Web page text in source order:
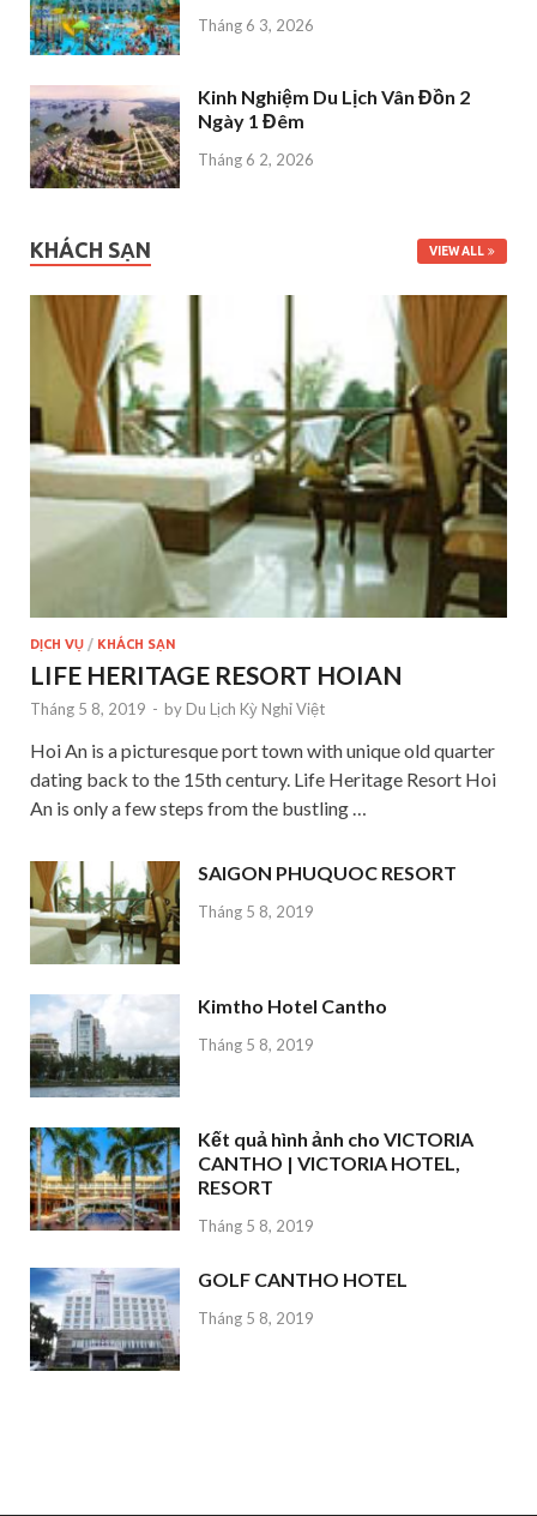
Tháng 6 3, 2026
Kinh Nghiệm Du Lịch Vân Đồn 2
Ngày 1 Đêm
Tháng 6 2, 2026
KHÁCH SẠN VIEW ALL
DỊCH VỤ / KHÁCH SẠN
LIFE HERITAGE RESORT HOIAN
Tháng 5 8, 2019 - by Du Lịch Kỳ Nghỉ Việt
Hoi An is a picturesque port town with unique old quarter
dating back to the 15th century. Life Heritage Resort Hoi
An is only a few steps from the bustling …
SAIGON PHUQUOC RESORT
Tháng 5 8, 2019
Kimtho Hotel Cantho
Tháng 5 8, 2019
Kết quả hình ảnh cho VICTORIA
CANTHO | VICTORIA HOTEL,
RESORT
Tháng 5 8, 2019
GOLF CANTHO HOTEL
Tháng 5 8, 2019